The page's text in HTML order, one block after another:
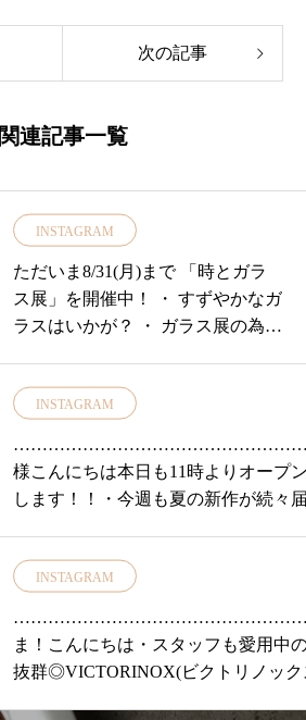
次の記事
関連記事一覧
INSTAGRAM
ただいま8/31(月)まで 「時とガラ
ス展」を開催中！ ・ すずやかなガ
ラスはいかが？ ・ ガラス展の為
INSTAGRAM
様こんにちは本日も11時よりオープ
します！！・今週も夏の新作が続々
ブラウスはリネン素材で夏にもサラ
プと合わせても◎スカートでもパン
イルでもどちらでも合わせやすくこ
ム・・チェック柄がコーデのアクセ
INSTAGRAM
ま！こんにちは・スタッフも愛用中
抜群◎VICTORINOX(ビクトリノック